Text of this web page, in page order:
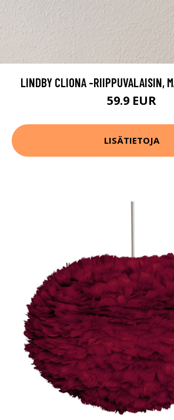
LINDBY CLIONA -RIIPPUVALAISIN,
59.9 EUR
LISÄTIETOJA